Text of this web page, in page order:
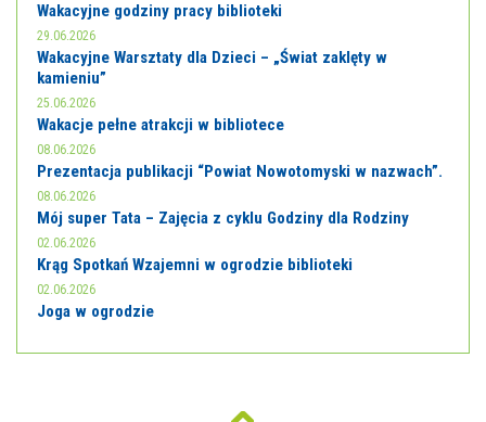
Wakacyjne godziny pracy biblioteki
29.06.2026
Wakacyjne Warsztaty dla Dzieci – „Świat zaklęty w
kamieniu”
25.06.2026
Wakacje pełne atrakcji w bibliotece
08.06.2026
Prezentacja publikacji “Powiat Nowotomyski w nazwach”.
08.06.2026
Mój super Tata – Zajęcia z cyklu Godziny dla Rodziny
02.06.2026
Krąg Spotkań Wzajemni w ogrodzie biblioteki
02.06.2026
Joga w ogrodzie